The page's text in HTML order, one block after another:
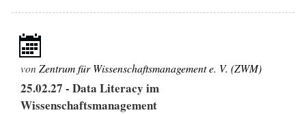
vonZentrum für Wissenschaftsmanagement e. V. (ZWM)
25.02.27 - Data Literacy im
Wissenschaftsmanagement